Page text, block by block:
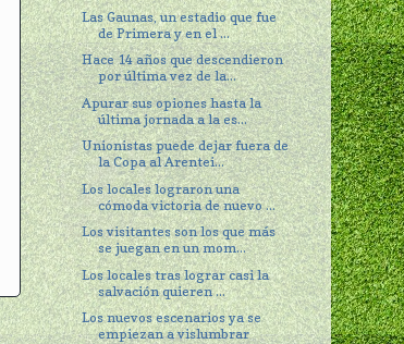
Las Gaunas, un estadio que fue
de Primera y en el ...
Hace 14 años que descendieron
por última vez de la...
Apurar sus opiones hasta la
última jornada a la es...
Unionistas puede dejar fuera de
la Copa al Arentei...
Los locales lograron una
cómoda victoria de nuevo ...
Los visitantes son los que más
se juegan en un mom...
Los locales tras lograr casi la
salvación quieren ...
Los nuevos escenarios ya se
empiezan a vislumbrar